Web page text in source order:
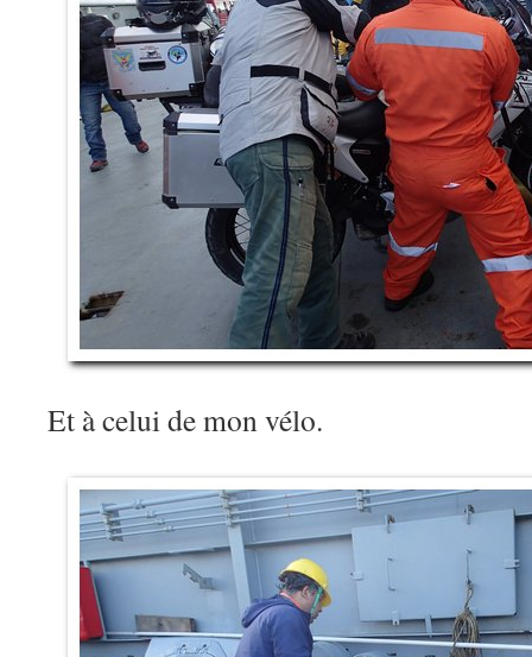
Et à celui de mon vélo.